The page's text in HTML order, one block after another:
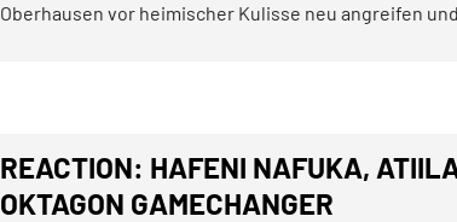
Oberhausen vor heimischer Kulisse neu angreifen
REACTION: HAFENI NAFUKA,
OKTAGON GAMECHANGER